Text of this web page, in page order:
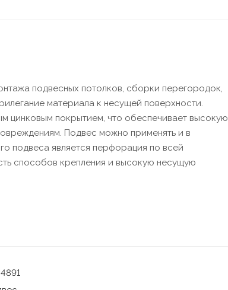
подвесных потолков, сборки перегородок,
материала к несущей поверхности.
цинковым покрытием, что обеспечивает высокую
Подвес можно применять и в
подвеса является перфорация по всей
способов крепления и высокую несущую